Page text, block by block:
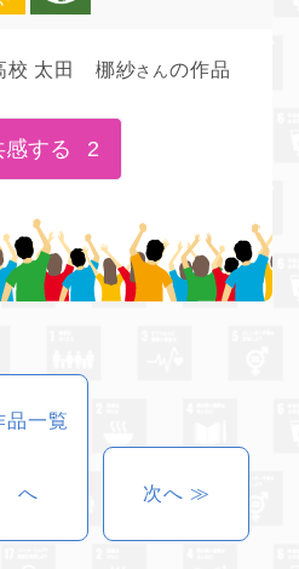
校 太田 梛紗さんの作品
2
品一覧
へ 次へ ≫